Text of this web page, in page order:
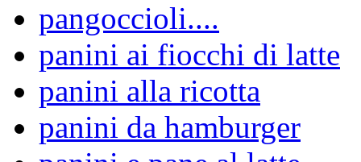
pangoccioli....
panini ai fiocchi di latte
panini alla ricotta
panini da hamburger